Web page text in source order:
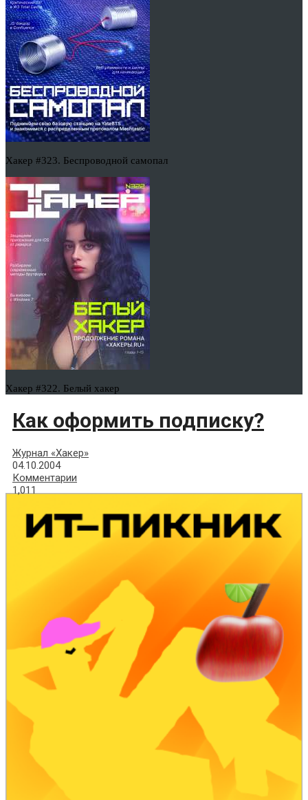
Хакер #323. Беспроводной самопал
Хакер #322. Белый хакер
Как оформить подписку?
Журнал «Хакер»
04.10.2004
Комментарии
1,011